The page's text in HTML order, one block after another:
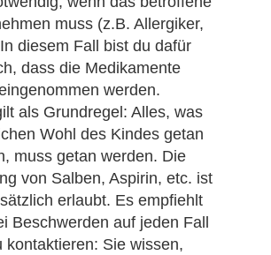
muss (z.B. Allergiker,
diesem Fall bist du dafür
dass die Medikamente
werden.
als Grundregel: Alles, was
Wohl des Kindes getan
muss getan werden. Die
von Salben, Aspirin, etc. ist
erlaubt. Es empfiehlt
Beschwerden auf jeden Fall
kontaktieren: Sie wissen,